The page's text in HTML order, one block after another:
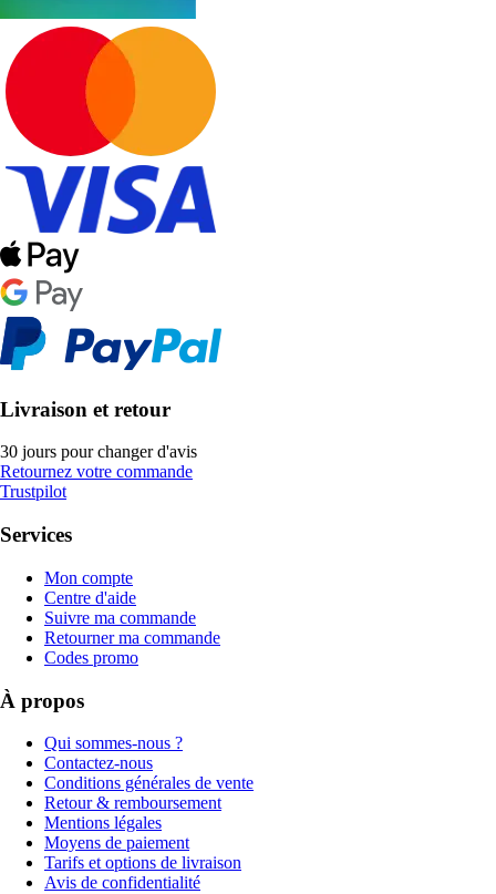
Livraison et retour
30 jours pour changer d'avis
Retournez votre commande
Trustpilot
Services
Mon compte
Centre d'aide
Suivre ma commande
Retourner ma commande
Codes promo
À propos
Qui sommes-nous ?
Contactez-nous
Conditions générales de vente
Retour & remboursement
Mentions légales
Moyens de paiement
Tarifs et options de livraison
Avis de confidentialité